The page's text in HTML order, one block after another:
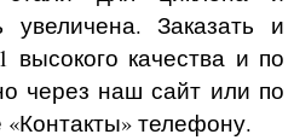
Заказать и
высокого качества и по
через наш сайт или по
телефону.